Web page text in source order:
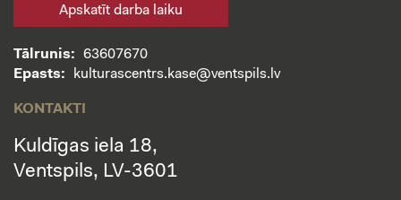
Apskatīt darba laiku
Tālrunis:
63607670
Epasts:
kulturascentrs.kase@ventspils.lv
KONTAKTI
Kuldīgas iela 18,
Ventspils, LV-3601